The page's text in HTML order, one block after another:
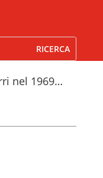
nel 1969…